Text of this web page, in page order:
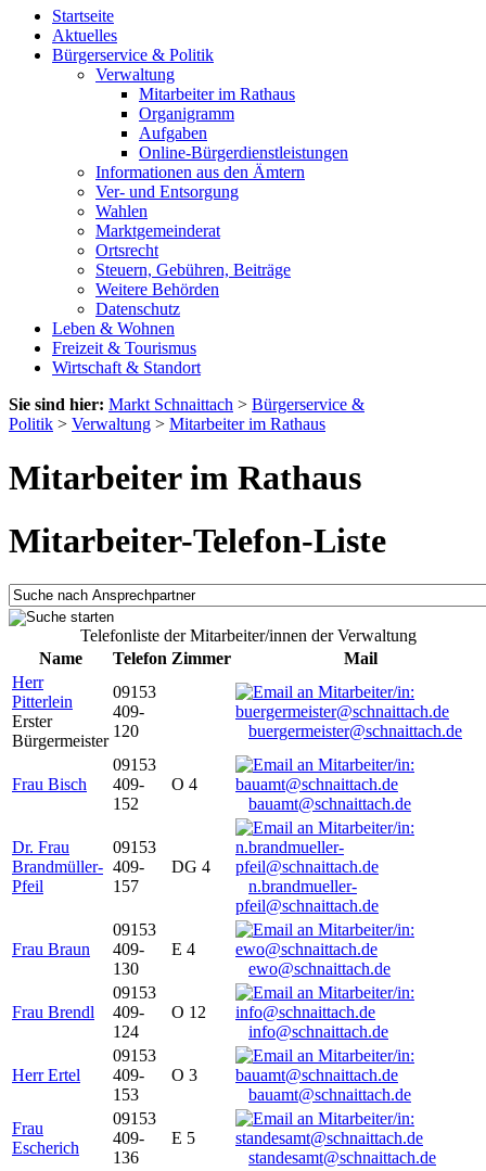
Startseite
Aktuelles
Bürgerservice & Politik
Verwaltung
Mitarbeiter im Rathaus
Organigramm
Aufgaben
Online-Bürgerdienstleistungen
Informationen aus den Ämtern
Ver- und Entsorgung
Wahlen
Marktgemeinderat
Ortsrecht
Steuern, Gebühren, Beiträge
Weitere Behörden
Datenschutz
Leben & Wohnen
Freizeit & Tourismus
Wirtschaft & Standort
Sie sind hier: Markt Schnaittach > Bürgerservice &
Politik > Verwaltung > Mitarbeiter im Rathaus
Mitarbeiter im Rathaus
Mitarbeiter-Telefon-Liste
Telefonliste der Mitarbeiter/innen der Verwaltung
Name
Telefon Zimmer
Mail
Herr
Pitterlein
Erster
Bürgermeister
09153
409-
120
buergermeister@schnaittach.de
Frau Bisch
09153
409-
152
O 4
bauamt@schnaittach.de
Dr. Frau
Brandmüller-
Pfeil
09153
409-
157
DG 4
n.brandmueller-
pfeil@schnaittach.de
Frau Braun
09153
409-
130
E 4
ewo@schnaittach.de
Frau Brendl
09153
409-
124
O 12
info@schnaittach.de
Herr Ertel
09153
409-
153
O 3
bauamt@schnaittach.de
Frau
Escherich
09153
409-
136
E 5
standesamt@schnaittach.de